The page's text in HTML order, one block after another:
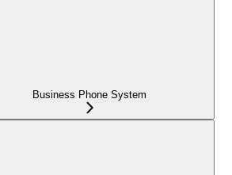
Business Phone System